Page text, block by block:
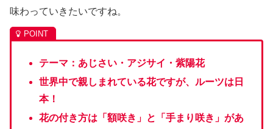
味わっていきたいですね。
テーマ：あじさい・アジサイ・紫陽花
世界中で親しまれている花ですが、ルーツは日
本！
花の付き方は「額咲き」と「手まり咲き」があ